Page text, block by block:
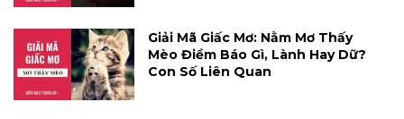
Giải Mã Giấc Mơ: Nằm Mơ Thấy
Mèo Điềm Báo Gì, Lành Hay Dữ?
Con Số Liên Quan